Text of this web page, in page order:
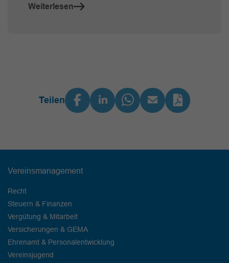
Weiterlesen
Teilen
Vereinsmanagement
Recht
Steuern & Finanzen
Vergütung & Mitarbeit
Versicherungen & GEMA
Ehrenamt & Personalentwicklung
Vereinsjugend